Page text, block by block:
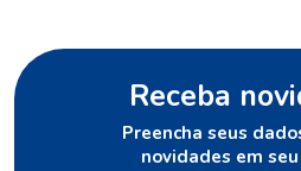
Receba
Preencha seus
novidades em